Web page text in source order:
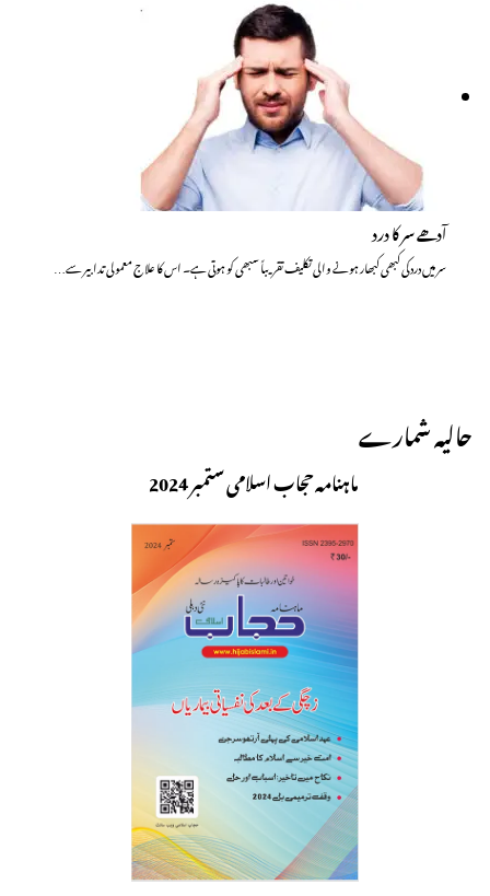
آدھے سر کا درد
سر میں درد کی کبھی کبھار ہونے والی تکلیف تقریباً سبھی کو ہوتی ہے۔ اس کا علاج معمولی تدابیر سے…
حالیہ شمارے
ماہنامہ حجاب اسلامی ستمبر 2024